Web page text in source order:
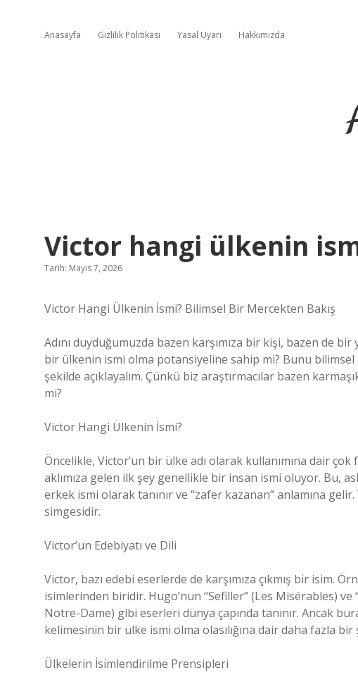
Anasayfa Gizlilik Politikası Yasal Uyarı Hakkımızda
Victor hangi ülkenin
Tarih: Mayıs 7, 2026
Victor Hangi Ülkenin İsmi? Bilimsel Bir Mercekten Bakış
Adını duyduğumuzda bazen karşımıza bir kişi, bazen de
bir ülkenin ismi olma potansiyeline sahip mi? Bunu bilimsel
şekilde açıklayalım. Çünkü biz araştırmacılar bazen
mi?
Victor Hangi Ülkenin İsmi?
Öncelikle, Victor’un bir ülke adı olarak kullanımına dair
aklımıza gelen ilk şey genellikle bir insan ismi oluyor. Bu,
erkek ismi olarak tanınır ve “zafer kazanan” anlamına
simgesidir.
Victor’un Edebiyatı ve Dili
Victor, bazı edebi eserlerde de karşımıza çıkmış bir isim.
isimlerinden biridir. Hugo’nun “Sefiller” (Les Misérables)
Notre-Dame) gibi eserleri dünya çapında tanınır. Ancak
kelimesinin bir ülke ismi olma olasılığına dair daha fazla bir
Ülkelerin İsimlendirilme Prensipleri